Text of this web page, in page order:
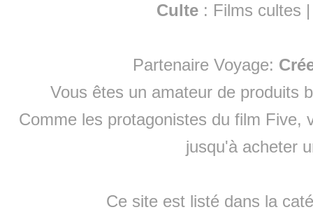
Culte : Films cultes
Partenaire Voyage:
Vous êtes un amateur de produits
Comme les protagonistes du film Five,
jusqu'à acheter
Ce site est listé dans la